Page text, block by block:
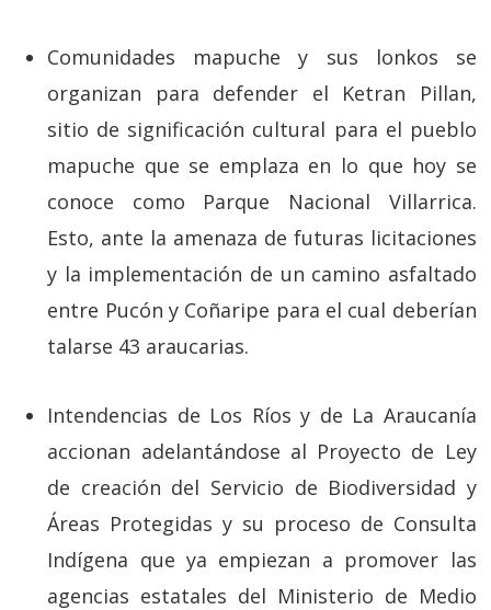
Comunidades mapuche y sus lonkos se
organizan para defender el Ketran Pillan,
sitio de significación cultural para el pueblo
mapuche que se emplaza en lo que hoy se
conoce como Parque Nacional Villarrica.
Esto, ante la amenaza de futuras licitaciones
y la implementación de un camino asfaltado
entre Pucón y Coñaripe para el cual deberían
talarse 43 araucarias.
Intendencias de Los Ríos y de La Araucanía
accionan adelantándose al Proyecto de Ley
de creación del Servicio de Biodiversidad y
Áreas Protegidas y su proceso de Consulta
Indígena que ya empiezan a promover las
agencias estatales del Ministerio de Medio